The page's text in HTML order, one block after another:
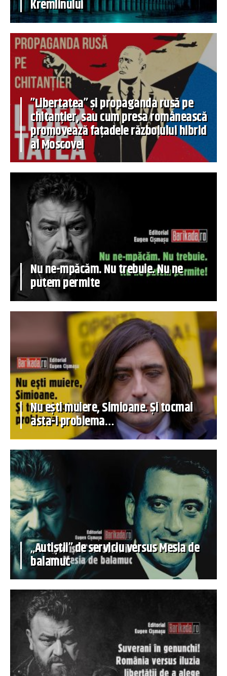
Kremlinului
”Libertatea” și propaganda rusă pe
chitanțier, sau cum presa românească
promovează fațadele războiului hibrid
al Moscovei
Nu ne-mpăcăm. Nu trebuie. Nu ne
putem permite
Nu ești muiere, Simioane. Și tocmai
asta-i problema…
„Autiștii” de serviciu versus Mesia de
balamuc